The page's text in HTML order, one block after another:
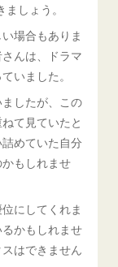
しょう。
場合もありま
んは、ドラマ
いました。
したが、この
て見ていたと
めていた自分
もしれませ
にしてくれま
かもしれませ
はできません